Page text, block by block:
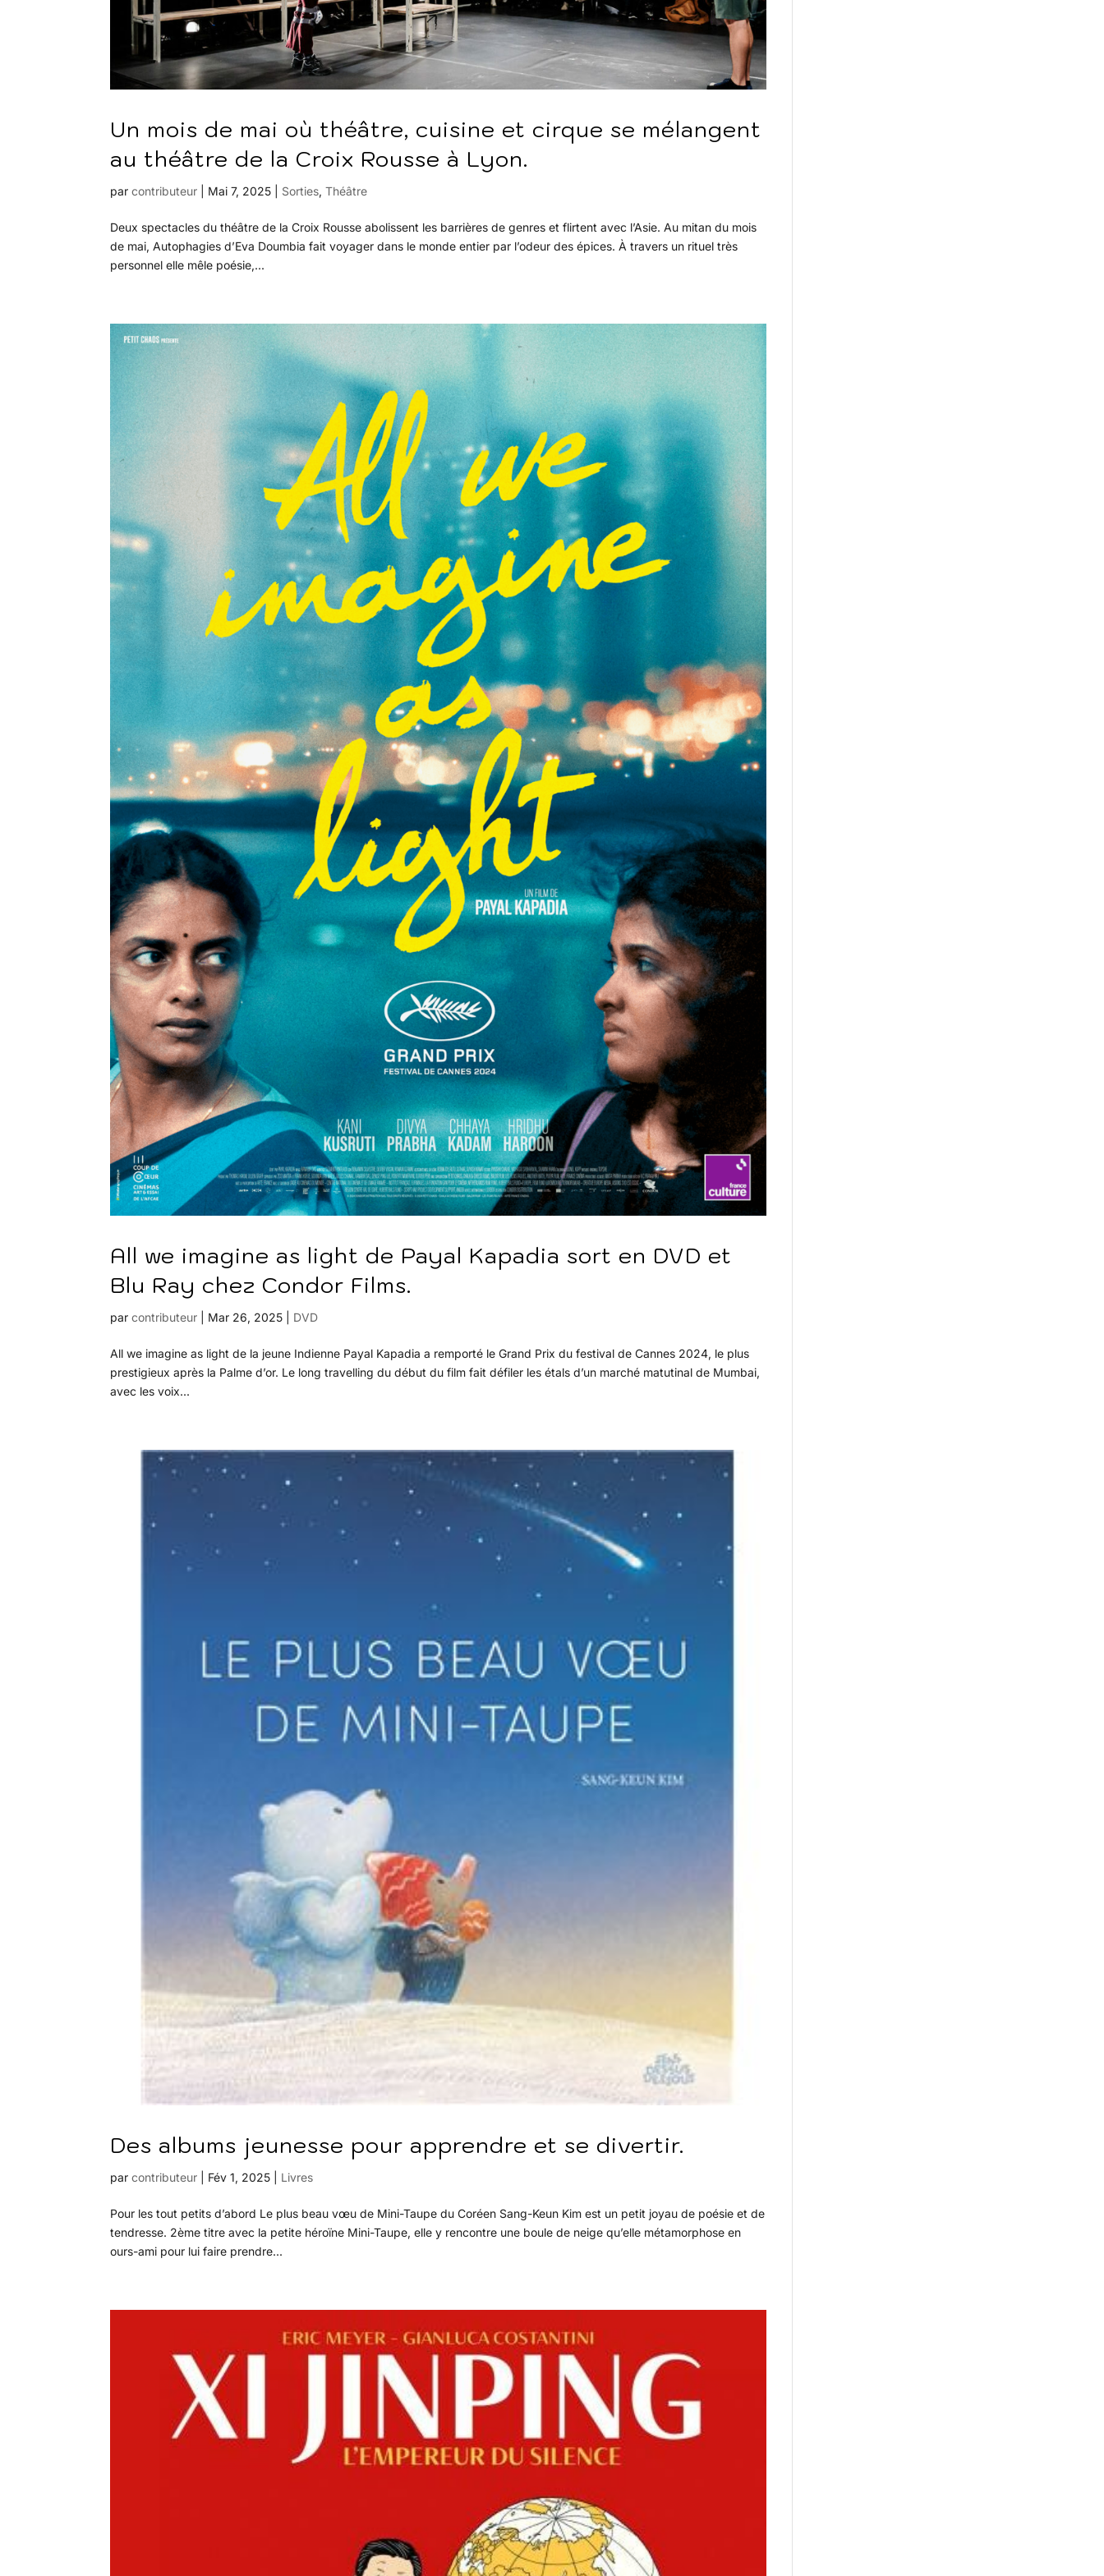
Un mois de mai où théâtre, cuisine et cirque se mélangent
au théâtre de la Croix Rousse à Lyon.
parcontributeur Mai 7, 2025 Sorties,Théâtre
Deux spectacles du théâtre de la Croix Rousse abolissent les barrières de genres et flirtent avec l’Asie. Au mitan du mois
de mai, Autophagies d’Eva Doumbia fait voyager dans le monde entier par l’odeur des épices. À travers un rituel très
personnel elle mêle poésie,...
All we imagine as light de Payal Kapadia sort en DVD et
Blu Ray chez Condor Films.
parcontributeur Mar 26, 2025 DVD
All we imagine as light de la jeune Indienne Payal Kapadia a remporté le Grand Prix du festival de Cannes 2024, le plus
prestigieux après la Palme d’or. Le long travelling du début du film fait défiler les étals d’un marché matutinal de Mumbai,
avec les voix...
Des albums jeunesse pour apprendre et se divertir.
parcontributeur Fév 1, 2025 Livres
Pour les tout petits d’abord Le plus beau vœu de Mini-Taupe du Coréen Sang-Keun Kim est un petit joyau de poésie et de
tendresse. 2ème titre avec la petite héroïne Mini-Taupe, elle y rencontre une boule de neige qu’elle métamorphose en
ours-ami pour lui faire prendre...